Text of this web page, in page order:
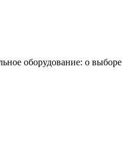
оборудование: о выборе